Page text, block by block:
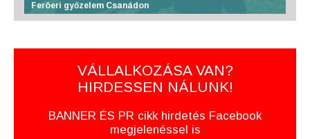
Feröeri győzelem Csanádon
VÁLLALKOZÁSA VAN?
HIRDESSEN NÁLUNK!
BANNER ÉS PR cikk hirdetés Facebook
megjelenéssel is